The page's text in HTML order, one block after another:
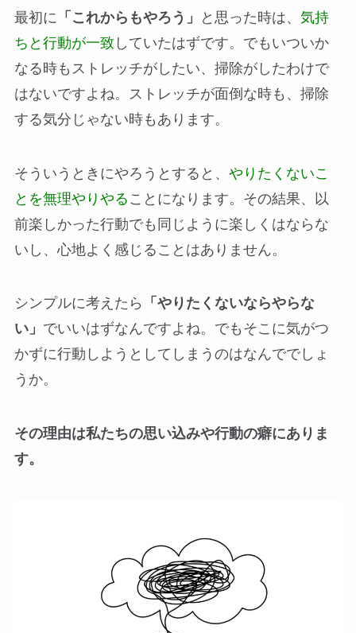
最初に 「これからもやろう」 と思った時は、 気持
ちと行動が一致していたはずです。でもいついか
なる時もストレッチがしたい、掃除がしたわけで
はないですよね。ストレッチが面倒な時も、掃除
する気分じゃない時もあります。
そういうときにやろうとすると、 やりたくないこ
とを無理やりやる ことになります。その結果、以
前楽しかった行動でも同じように楽しくはならな
いし、心地よく感じることはありません。
シンプルに考えたら
「やりたくないならやらな
い」 でいいはずなんですよね。でもそこに気がつ
かずに行動しようとしてしまうのはなんででしょ
うか。
その理由は私たちの思い込みや行動の癖にありま
す。